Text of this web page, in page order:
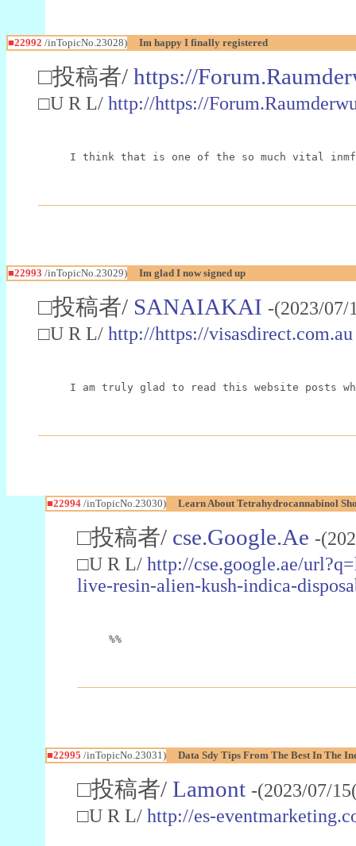
■22992 /inTopicNo.23028) Im happy I finally registered
□投稿者/ https://
□U R L/ http://https://
I think that is one of the so much vital
■22993 /inTopicNo.23029) Im glad I now signed up
□投稿者/ SANAIAKAI -(2023/
□U R L/ http://https://visasdirect.com.au
I am truly glad to read this website posts
■22994/inTopicNo.23030) Learn About Tetrahydrocannabinol
□投稿者/ cse.Google.Ae -
□U R L/ http://cse.google.ae/
live-resin-alien-kush-indica-
%%
■22995 /inTopicNo.23031) Data Sdy Tips From The Best In The
□投稿者/ Lamont -(2023/07/
□U R L/ http://es-